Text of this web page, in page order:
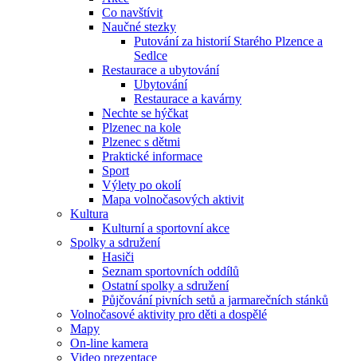
Co navštívit
Naučné stezky
Putování za historií Starého Plzence a
Sedlce
Restaurace a ubytování
Ubytování
Restaurace a kavárny
Nechte se hýčkat
Plzenec na kole
Plzenec s dětmi
Praktické informace
Sport
Výlety po okolí
Mapa volnočasových aktivit
Kultura
Kulturní a sportovní akce
Spolky a sdružení
Hasiči
Seznam sportovních oddílů
Ostatní spolky a sdružení
Půjčování pivních setů a jarmarečních stánků
Volnočasové aktivity pro děti a dospělé
Mapy
On-line kamera
Video prezentace